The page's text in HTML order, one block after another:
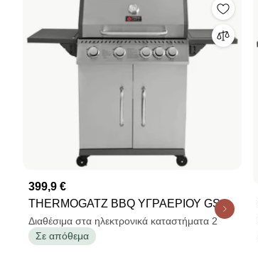
399,9 €
THERMOGATZ BBQ ΥΓΡΑΕΡΙΟΥ GS
GRILL ELITE 4+1 ΙΝΟΧ - 14,5 kW
03.313.209
Διαθέσιμα στα ηλεκτρονικά καταστήματα 2
Σε απόθεμα